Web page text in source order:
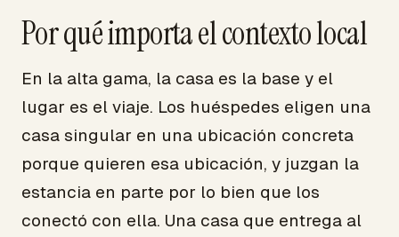
Por qué importa el contexto local
En la alta gama, la casa es la base y el
lugar es el viaje. Los huéspedes eligen una
casa singular en una ubicación concreta
porque quieren esa ubicación, y juzgan la
estancia en parte por lo bien que los
conectó con ella. Una casa que entrega al